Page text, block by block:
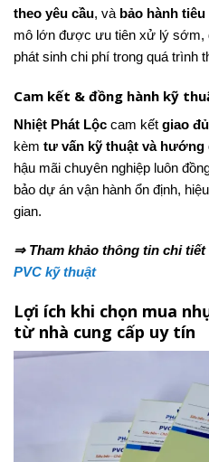
theo yêu cầu, và bảo hành tiêu
mô lớn được ưu tiên xử lý sớm,
phát sinh chi phí trong quá trình
Cam kết & đồng hành kỹ
Nhiệt Phát Lộc cam kết giao
kèm tư vấn kỹ thuật và hướng
hậu mãi chuyên nghiệp luôn
bảo dự án vận hành ổn định,
gian.
⇒ Tham khảo thông tin chi tiết
PVC kỹ thuật
Lợi ích khi chọn mua
từ nhà cung cấp uy tín